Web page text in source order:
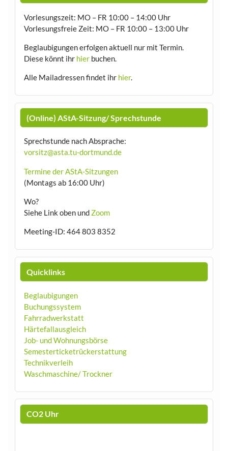
Vorlesungszeit: MO – FR 10:00 – 14:00 Uhr
Vorlesungsfreie Zeit: MO – FR 10:00 – 13:00 Uhr
Beglaubigungen erfolgen aktuell nur mit Termin.
Diese könnt ihr hierbuchen.
Alle Mailadressen findet ihr hier.
(Online) AStA-Sitzung/ Sprechstunde
Sprechstunde nach Absprache:
vorsitz@asta.tu-dortmund.de
Termine der AStA-Sitzungen
(Montags ab 16:00 Uhr)
Wo?
Siehe Link oben und Zoom
Meeting-ID: 464 803 8352
Quicklinks
Beglaubigungen
Buchungssystem
Fahrradwerkstatt
Härtefallausgleich
Job- und Wohnungsbörse
Semesterticketrückerstattung
Technikverleih
Waschmaschine/ Trockner
CO2 Uhr